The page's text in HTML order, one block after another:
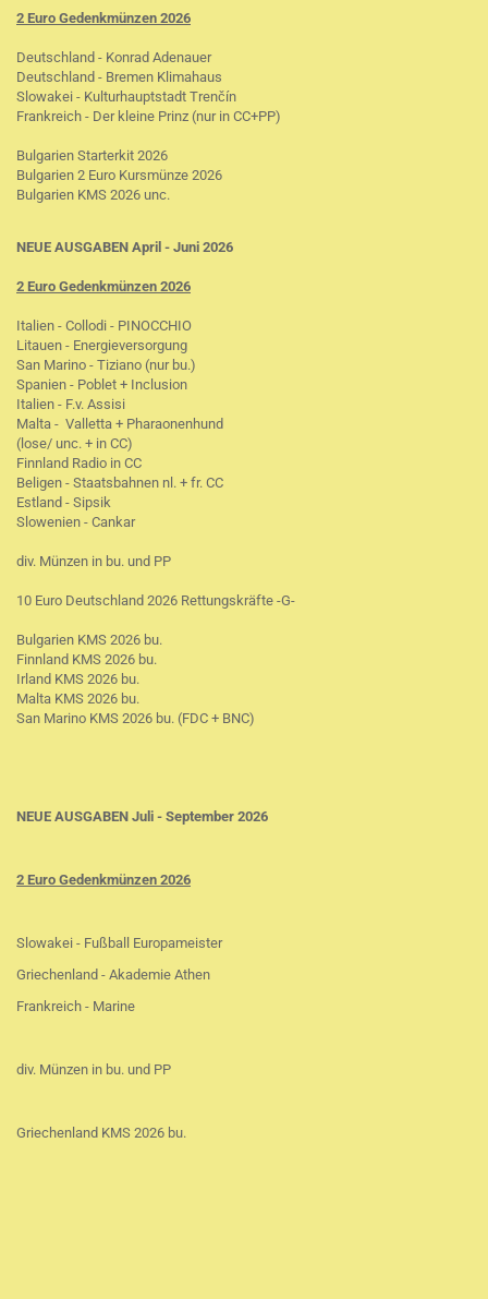
2 Euro Gedenkmünzen 2026
Deutschland - Konrad Adenauer
Deutschland - Bremen Klimahaus
Slowakei - Kulturhauptstadt Trenčín
Frankreich - Der kleine Prinz (nur in CC+PP)
Bulgarien Starterkit 2026
Bulgarien 2 Euro Kursmünze 2026
Bulgarien KMS 2026 unc.
NEUE AUSGABEN April - Juni 2026
2 Euro Gedenkmünzen 2026
Italien - Collodi - PINOCCHIO
Litauen - Energieversorgung
San Marino - Tiziano (nur bu.)
Spanien - Poblet + Inclusion
Italien - F.v. Assisi
Malta - Valletta + Pharaonenhund
(lose/ unc. + in CC)
Finnland Radio in CC
Beligen - Staatsbahnen nl. + fr. CC
Estland - Sipsik
Slowenien - Cankar
div. Münzen in bu. und PP
10 Euro Deutschland 2026 Rettungskräfte -G-
Bulgarien KMS 2026 bu.
Finnland KMS 2026 bu.
Irland KMS 2026 bu.
Malta KMS 2026 bu.
San Marino KMS 2026 bu. (FDC + BNC)
NEUE AUSGABEN Juli - September 2026
2 Euro Gedenkmünzen 2026
Slowakei - Fußball Europameister
Griechenland - Akademie Athen
Frankreich - Marine
div. Münzen in bu. und PP
Griechenland KMS 2026 bu.